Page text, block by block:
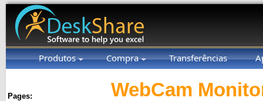
Produtos Compra Transferências
Pages: WebCam